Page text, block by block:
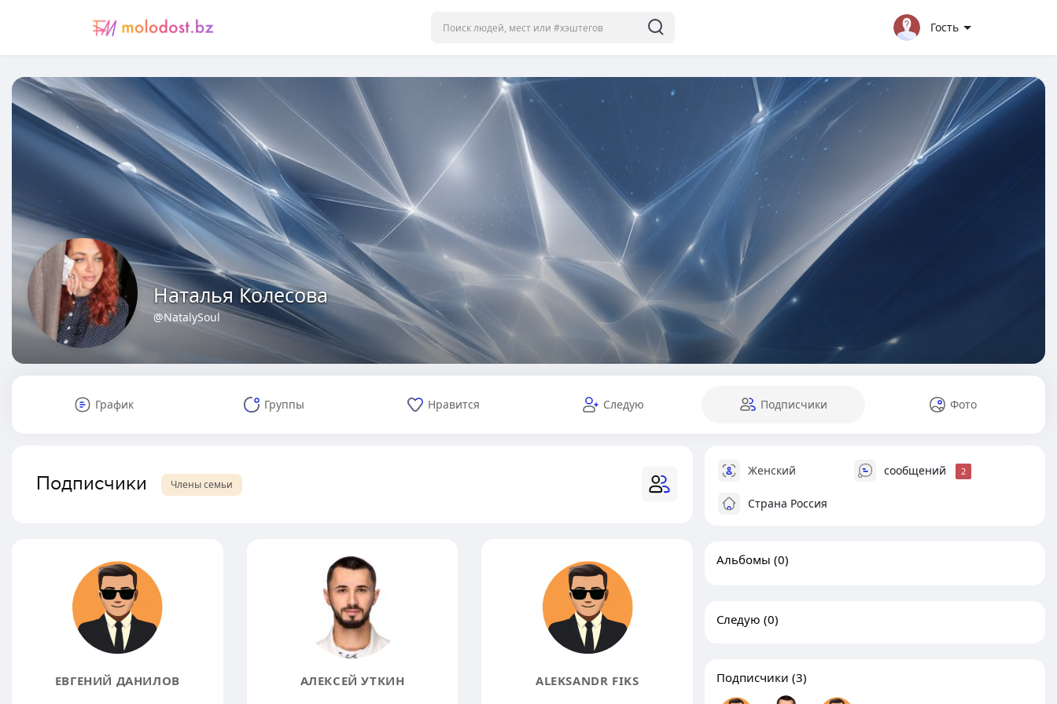
Гость
Наталья Колесова
@NatalySoul
График Группы Нравится Следую Подписчики Фото
Подписчики Члены семьи
ЕВГЕНИЙ ДАНИЛОВ АЛЕКСЕЙ УТКИН ALEKSANDR FIKS
Женский сообщений 2
Страна Россия
Альбомы (0)
Следую (0)
Подписчики (3)